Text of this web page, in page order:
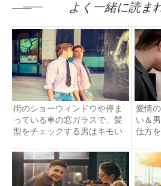
よく一緒に読ま
街のショーウィンドウや停ま
っている車の窓ガラスで、髪
型をチェックする男はキモい
愛情
い＆
仕方